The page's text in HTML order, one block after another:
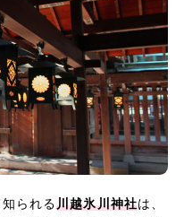
られる川越氷川神社は、